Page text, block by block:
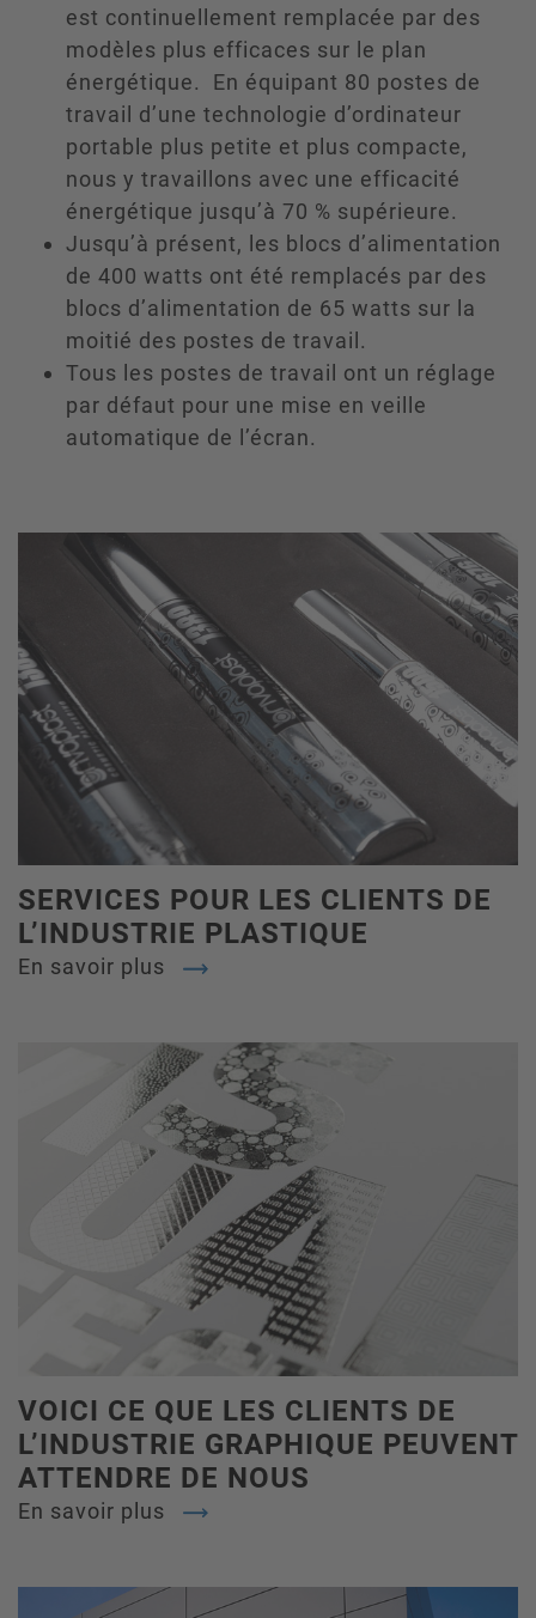
est continuellement remplacée par des
modèles plus efficaces sur le plan
énergétique. En équipant 80 postes de
travail d’une technologie d’ordinateur
portable plus petite et plus compacte,
nous y travaillons avec une efficacité
énergétique jusqu’à 70 % supérieure.
Jusqu’à présent, les blocs d’alimentation
de 400 watts ont été remplacés par des
blocs d’alimentation de 65 watts sur la
moitié des postes de travail.
Tous les postes de travail ont un réglage
par défaut pour une mise en veille
automatique de l’écran.
SERVICES POUR LES CLIENTS DE
L’INDUSTRIE PLASTIQUE
En savoir plus
VOICI CE QUE LES CLIENTS DE
L’INDUSTRIE GRAPHIQUE PEUVENT
ATTENDRE DE NOUS
En savoir plus